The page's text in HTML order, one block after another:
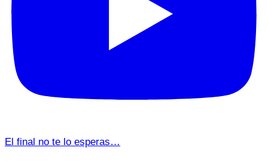
El final no te lo esperas…